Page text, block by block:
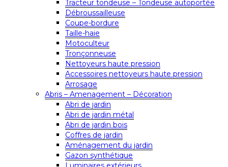
Tracteur tondeuse – Tondeuse autoportée
Débroussailleuse
Coupe-bordure
Taille-haie
Motoculteur
Tronçonneuse
Nettoyeurs haute pression
Accessoires nettoyeurs haute pression
Arrosage
Abris – Amenagement – Décoration
Abri de jardin
Abri de jardin métal
Abri de jardin bois
Coffres de jardin
Aménagement du jardin
Gazon synthétique